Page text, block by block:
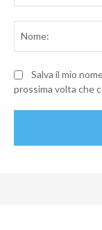
Salva il mio
prossima volta che